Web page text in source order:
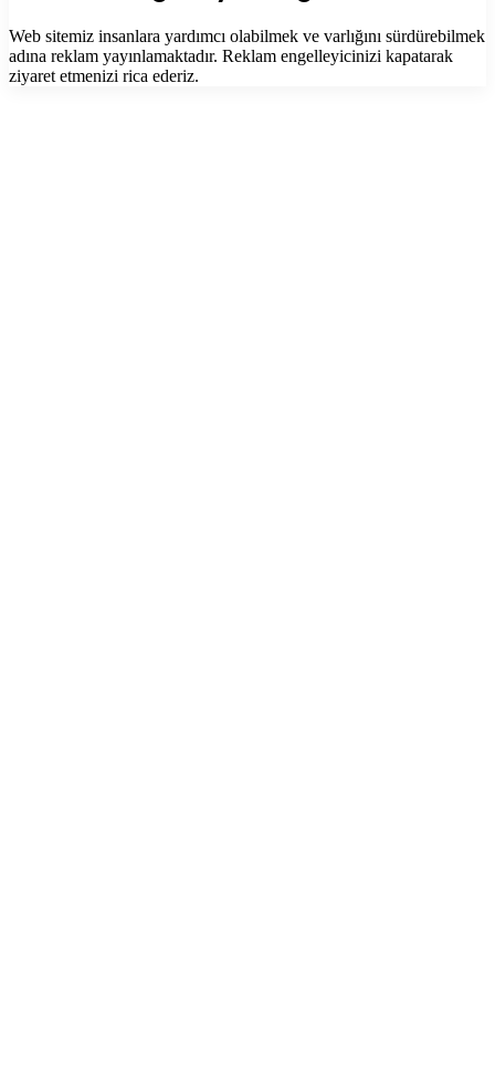
Web sitemiz insanlara yardımcı olabilmek ve varlığını sürdürebilmek
adına reklam yayınlamaktadır. Reklam engelleyicinizi kapatarak
ziyaret etmenizi rica ederiz.